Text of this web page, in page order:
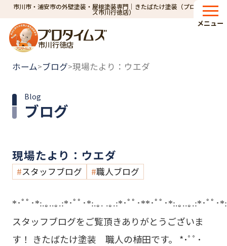
市川市・浦安市の外壁塗装・屋根塗装専門｜きたばたけ塗装（プロタイム
ズ市川行徳店）
市川行徳店
メニュー
ホーム>ブログ>現場たより：ウエダ
ブログ
Blog
現場たより：ウエダ
スタッフブログ 職人ブログ
*･ﾟﾟ･*:.｡..｡.:*･ﾟﾟ･*:.｡. .｡.:*･ﾟﾟ･**･ﾟﾟ･*:.｡..｡.:*･ﾟﾟ･
スタッフブログをご覧頂きありがとうございま
す！ きたばたけ塗装 職人の植田です。 *･ﾟﾟ･